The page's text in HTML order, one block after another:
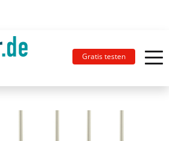
Gratis testen